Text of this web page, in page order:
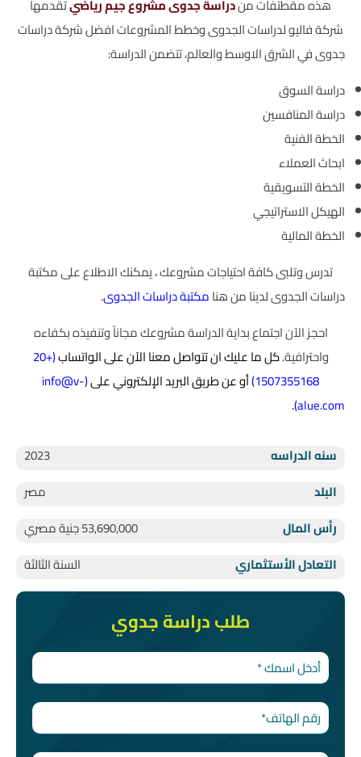
سنه الدراسه
2023
البلد
مصر
رأس المال
53,690,000 جنية مصري
التعادل الأستثماري
السنة الثالثة
طلب دراسة جدوي
هذه مقطتفات مندراسة جدوى مشروع جيم رياضيتقدمها
شركة فاليو لدراسات الجدوى وخطط المشروعات افضل شركة دراسات
جدوى في الشرق الاوسط والعالم، تتضمن الدراسة:
دراسة السوق
دراسة المنافسين
الخطة الفنية
ابحاث العملاء
الخطة التسويقية
الهيكل الاستراتيجي
الخطة المالية
تدرس وتلبى كافة احتياجات مشروعك ، يمكنك الاطلاع على مكتبة
دراسات الجدوى لدينا من هنامكتبة دراسات الجدوى.
احجز الآن اجتماع بداية الدراسة مشروعك مجاناً وتنفيذه بكفاءه
واحترافية.كل ما عليك ان تتواصل معنا الآن على الواتساب(
+20
1507355168
)أو عن طريق البريد الإلكتروني على(
info@v-
alue.com
)
.